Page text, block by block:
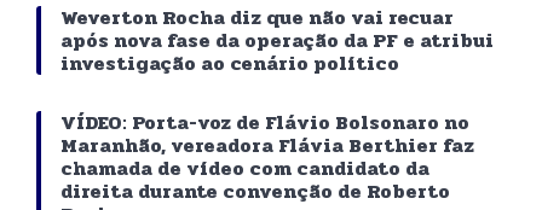
Weverton Rocha diz que não vai recuar
após nova fase da operação da PF e atribui
investigação ao cenário político
VÍDEO: Porta-voz de Flávio Bolsonaro no
Maranhão, vereadora Flávia Berthier faz
chamada de vídeo com candidato da
direita durante convenção de Roberto